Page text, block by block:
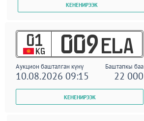
01
KG 009 ELA
Аукцион башталган күнү Баштапкы баа
10.08.2026 09:15 22 000